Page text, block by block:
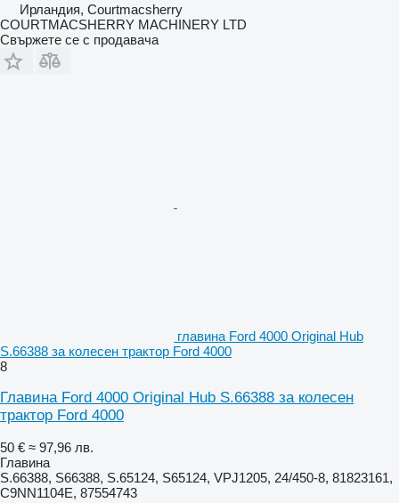
Ирландия, Courtmacsherry
COURTMACSHERRY MACHINERY LTD
Свържете се с продавача
главина Ford 4000 Original Hub
S.66388 за колесен трактор Ford 4000
8
Главина Ford 4000 Original Hub S.66388 за колесен
трактор Ford 4000
50 € ≈ 97,96 лв.
Главина
S.66388, S66388, S.65124, S65124, VPJ1205, 24/450-8, 81823161,
C9NN1104E, 87554743